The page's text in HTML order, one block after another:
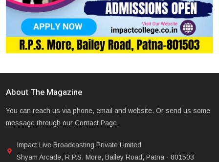
About The Magazine
You can reach us via phone, email and website. Or send us some
message through our Contact Page.
Impact Live Broadcasting Private Limited
Shyam Arcade, R.P.S. More, Bailey Road, Patna - 801503